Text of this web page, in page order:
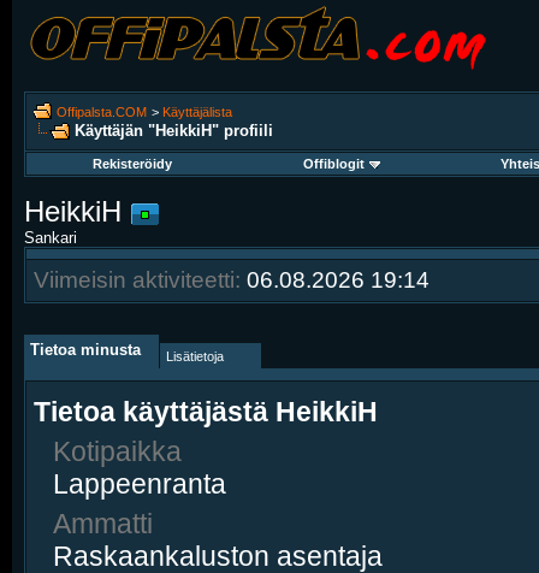
Offipalsta.COM > Käyttäjälista
Käyttäjän "HeikkiH" profiili
Rekisteröidy Offiblogit
HeikkiH
Sankari
Viimeisin aktiviteetti: 06.08.2026 19:14
Tietoa minusta Lisätietoja
Tietoa käyttäjästä HeikkiH
Kotipaikka
Lappeenranta
Ammatti
Raskaankaluston asentaja